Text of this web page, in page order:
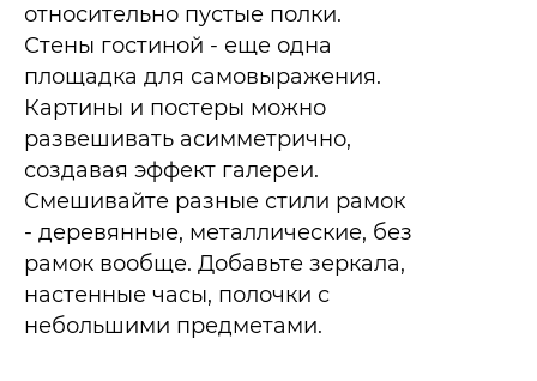
относительно пустые полки.
Стены гостиной - еще одна
площадка для самовыражения.
Картины и постеры можно
развешивать асимметрично,
создавая эффект галереи.
Смешивайте разные стили рамок
- деревянные, металлические, без
рамок вообще. Добавьте зеркала,
настенные часы, полочки с
небольшими предметами.​